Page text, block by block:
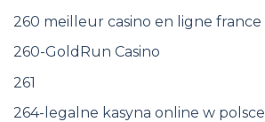
260 meilleur casino en ligne france
260-GoldRun Casino
261
264-legalne kasyna online w polsce